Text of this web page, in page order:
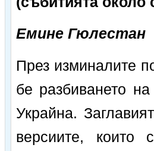
Емине Гюлестан
През изминалите
бе разбиването
Украйна.
версиите, които